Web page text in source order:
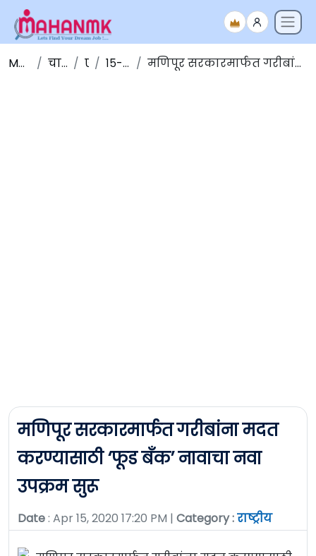
Maha NMK चालू घडामोडी एप्रिल १५-एप्रिल-२०२० मणिपूर सरकारमार्फत गरीबांना मदत करण्यासाठी ‘फूड बँक’ नावाचा नवा उपक्रम सुरू
मणिपूर सरकारमार्फत गरीबांना मदत
करण्यासाठी ‘फूड बँक’ नावाचा नवा
उपक्रम सुरू
Date: Apr 15, 2020 17:20 PM | Category :राष्ट्रीय